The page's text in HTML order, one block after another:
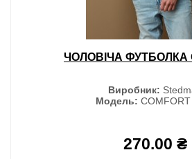
ЧОЛОВІЧА ФУТБОЛКА
Виробник:
Модель:
270.00 ₴